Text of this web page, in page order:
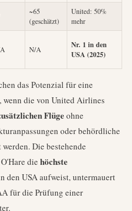
~65
(geschätzt)
United: 50%
mehr
N/A
Nr. 1 in den
USA (2025)
das Potenzial für eine
die von United Airlines
Flüge ohne
oder behördliche
Die bestehende
die höchste
den USA aufweist, untermauert
für die Prüfung einer